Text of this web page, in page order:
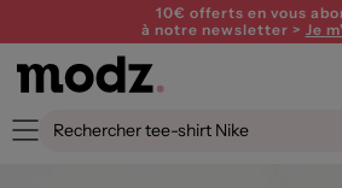
10€ offerts en vous
à notre newsletter > Je